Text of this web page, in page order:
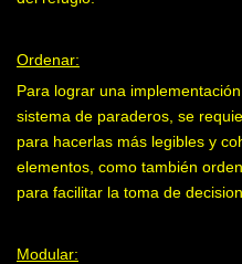
Ordenar:
Para lograr una
sistema de paraderos, se
para hacerlas más legibles y
elementos, como también
para facilitar la toma de
Modular: